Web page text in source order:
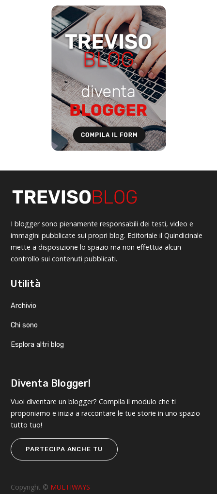
I blogger sono pienamente responsabili dei testi, video e
immagini pubblicate sui propri blog. Editoriale il Quindicinale
mette a disposizione lo spazio ma non effettua alcun
controllo sui contenuti pubblicati.
Utilità
Archivio
Chi sono
Esplora altri blog
Diventa Blogger!
Vuoi diventare un blogger? Compila il modulo che ti
proponiamo e inizia a raccontare le tue storie in uno spazio
tutto tuo!
PARTECIPA ANCHE TU
Copyright © MULTIWAYS